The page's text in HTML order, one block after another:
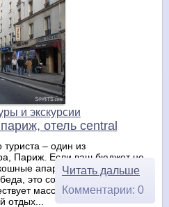
и экскурсии
отель central
– один из
Париж. Если ваш бюджет не
апартаменты или даже
это совсем не означает, что
масса гостиниц эконом-
отдых...
Читать дальше
Комментарии: 0